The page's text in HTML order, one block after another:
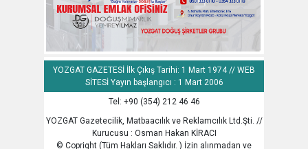
YOZGAT GAZETESİ İlk Çıkış Tarihi: 1 Mart 1974 // WEB
SİTESİ Yayın başlangıcı : 1 Mart 2006
Tel: +90 (354) 212 46 46
YOZGAT Gazetecilik, Matbaacılık ve Reklamcılık Ltd.Şti. //
Kurucusu : Osman Hakan KİRACI
© Copright (Tüm Hakları Saklıdır. ) İzin alınmadan ve